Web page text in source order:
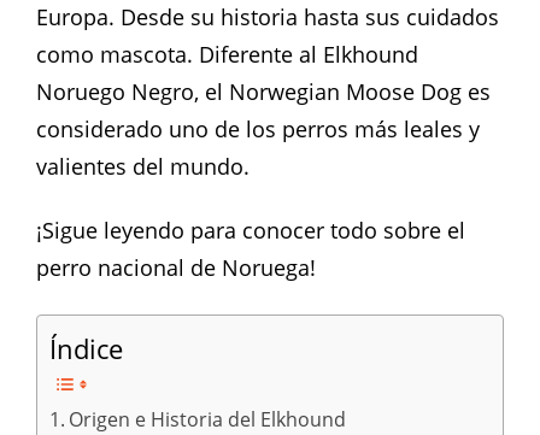
Europa. Desde su historia hasta sus cuidados
como mascota. Diferente al Elkhound
Noruego Negro, el Norwegian Moose Dog es
considerado uno de los perros más leales y
valientes del mundo.
¡Sigue leyendo para conocer todo sobre el
perro nacional de Noruega!
Índice
Origen e Historia del Elkhound